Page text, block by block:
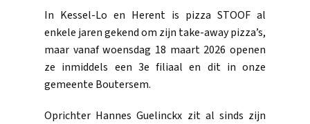
In Kessel-Lo en Herent is pizza STOOF al
enkele jaren gekend om zijn take-away pizza’s,
maar vanaf woensdag 18 maart 2026 openen
ze inmiddels een 3e filiaal en dit in onze
gemeente Boutersem.
Oprichter Hannes Guelinckx zit al sinds zijn